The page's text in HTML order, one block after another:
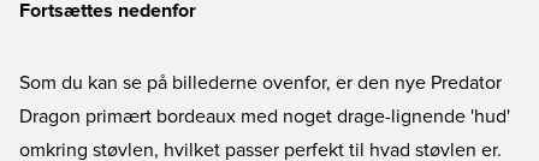
Fortsættes nedenfor
Som du kan se på billederne ovenfor, er den nye Predator
Dragon primært bordeaux med noget drage-lignende 'hud'
omkring støvlen, hvilket passer perfekt til hvad støvlen er.